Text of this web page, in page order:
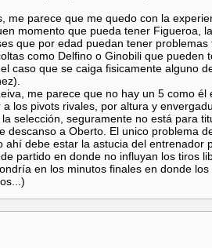
me parece que me quedo con la
momento que pueda tener Figueroa,
que por edad puedan tener problemas
como Delfino o Ginobili que pueden
caso que se caiga fisicamente alguno
me parece que no hay un 5 como él
los pivots rivales, por altura y
selección, seguramente no está para
descanso a Oberto. El unico problema
ahí debe estar la astucia del entrenador
partido en donde no influyan los tiros
en los minutos finales en donde los